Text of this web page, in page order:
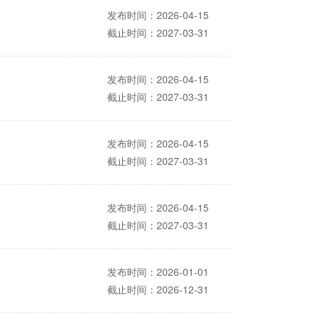
发布时间：2026-04-15
截止时间：2027-03-31
发布时间：2026-04-15
截止时间：2027-03-31
发布时间：2026-04-15
截止时间：2027-03-31
发布时间：2026-04-15
截止时间：2027-03-31
发布时间：2026-01-01
截止时间：2026-12-31